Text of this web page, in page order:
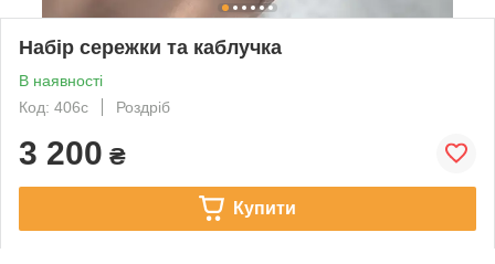
Набір сережки та каблучка
В наявності
Код: 406с
Роздріб
3 200 ₴
Купити